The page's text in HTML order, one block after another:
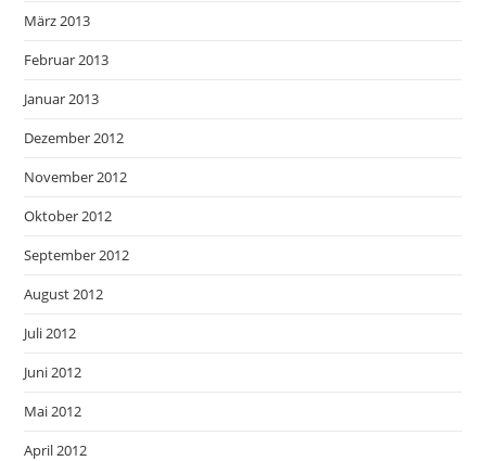
März 2013
Februar 2013
Januar 2013
Dezember 2012
November 2012
Oktober 2012
September 2012
August 2012
Juli 2012
Juni 2012
Mai 2012
April 2012